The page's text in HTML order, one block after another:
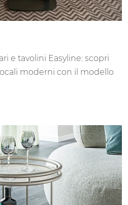
e tavolini Easyline: scopri
moderni con il modello